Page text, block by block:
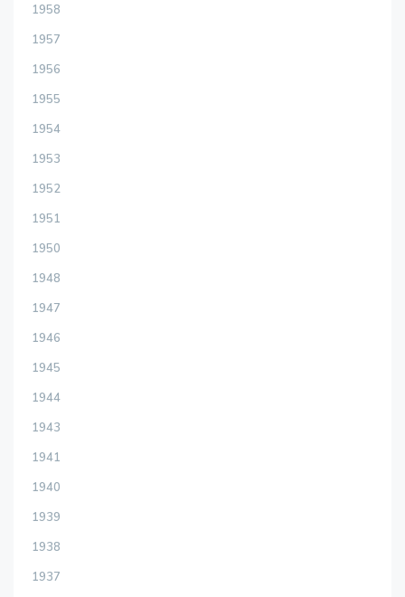
1958
1957
1956
1955
1954
1953
1952
1951
1950
1948
1947
1946
1945
1944
1943
1941
1940
1939
1938
1937